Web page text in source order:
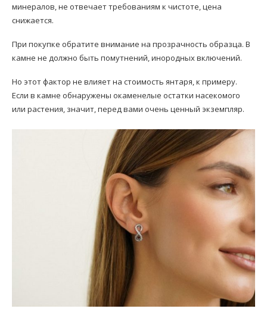
минералов, не отвечает требованиям к чистоте, цена
снижается.
При покупке обратите внимание на прозрачность образца. В
камне не должно быть помутнений, инородных включений.
Но этот фактор не влияет на стоимость янтаря, к примеру.
Если в камне обнаружены окаменелые остатки насекомого
или растения, значит, перед вами очень ценный экземпляр.